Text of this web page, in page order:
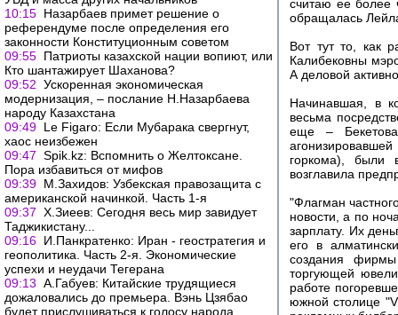
10:15 Назарбаев примет решение о
референдуме после определения его
законности Конституционным советом
09:55 Патриоты казахской нации вопиют, или
Кто шантажирует Шаханова?
09:52 Ускоренная экономическая
модернизация, – послание Н.Назарбаева
народу Казахстана
09:49 Le Figaro: Если Мубарака свергнут,
хаос неизбежен
09:47 Spik.kz: Вспомнить о Желтоксане.
Пора избавиться от мифов
09:39 М.Захидов: Узбекская правозащита с
американской начинкой. Часть 1-я
09:37 Х.Зиеев: Сегодня весь мир завидует
Таджикистану...
09:16 И.Панкратенко: Иран - геостратегия и
геополитика. Часть 2-я. Экономические
успехи и неудачи Тегерана
09:13 А.Габуев: Китайские трудящиеся
дожаловались до премьера. Вэнь Цзябао
будет прислушиваться к голосу народа
считаю ее более
обращалась
Вот тут то, как
Калибековны
А деловой
Начинавшая, в
весьма
еще –
горкома), были
возглавила
"Флагман
новости, а по
зарплату. Их
его в
создания
торгующей
работе
южной столице